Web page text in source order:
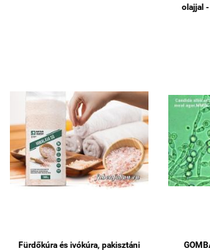
olajjal
Fürdőkúra és ivókúra, pakisztáni